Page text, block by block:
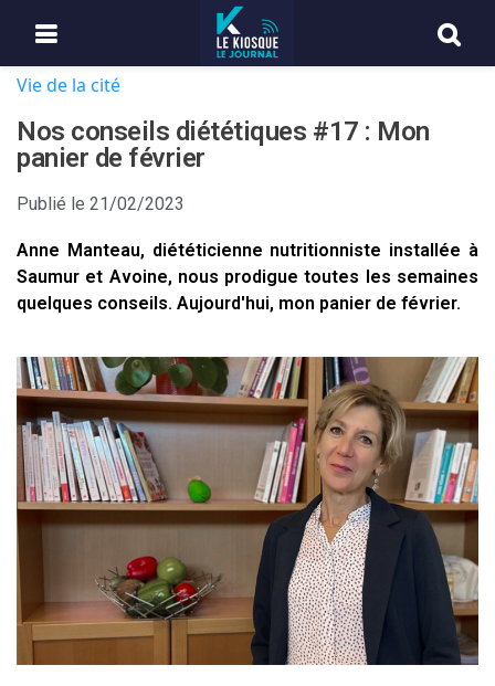
Vie de la cité
Nos conseils diététiques #17 : Mon
panier de février
Publié le 21/02/2023
Anne Manteau, diététicienne nutritionniste installée à
Saumur et Avoine, nous prodigue toutes les semaines
quelques conseils. Aujourd'hui, mon panier de février.